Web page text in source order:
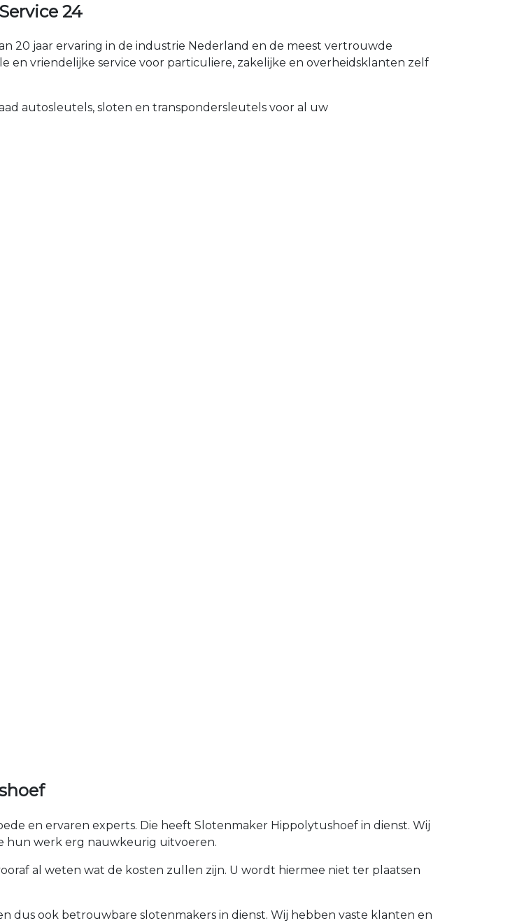
24
20 jaar ervaring in de industrie Nederland en de meest vertrouwde
en vriendelijke service voor particuliere, zakelijke en overheidsklanten zelf
autosleutels, sloten en transpondersleutels voor al uw
en ervaren experts. Die heeft Slotenmaker Hippolytushoef in dienst. Wij
hun werk erg nauwkeurig uitvoeren.
al weten wat de kosten zullen zijn. U wordt hiermee niet ter plaatsen
dus ook betrouwbare slotenmakers in dienst. Wij hebben vaste klanten en